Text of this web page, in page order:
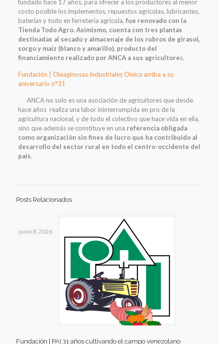
fundado hace 17 años, para ofrecer a los productores al menor
costo posible los implementos, repuestos agrícolas, lubricantes,
baterías y todo en ferretería agrícola, fue renovado con la
Tienda Todo Agro. Asimismo, cuenta con tres plantas
destinadas al secado y almacenaje de los rubros de girasol,
sorgo y maíz (blanco y amarillo), producto del
financiamiento realizado por ANCA a sus agricultores.
Fundación | Oleaginosas Industriales Oleica arriba a su
aniversario n°31
ANCA no solo es una asociación de agricultores que desde
hace años realiza una labor ininterrumpida en pro de la
agricultura nacional, y de todo el colectivo que hace vida en ella,
sino que además se constituye en una referencia obligada
como organización sin fines de lucro que ha contribuido al
desarrollo del sector rural en todo el centro-occidente del
país.
Posts Relacionados
junio 8, 2026
Fundación | PAI 31 años cultivando el campo venezolano